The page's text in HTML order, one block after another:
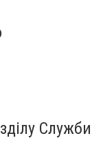
Служби